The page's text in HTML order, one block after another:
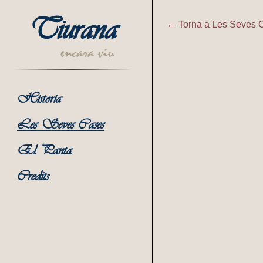
Tiurana
encara viu
Historia
Les Seves Cases
El Panta
Credits
Tiurana |
← Torna a Les Seves